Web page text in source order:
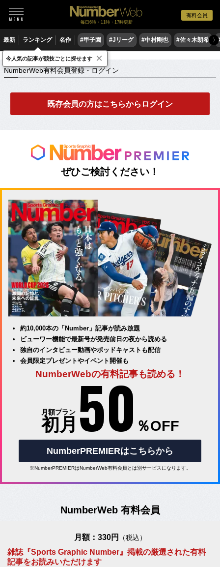
有料会員
毎日6時・11時・17時更新
最新 ランキング 名作 #甲子園 #Jリーグ #中村剛也 #佐々木朗希 〉
NumberWeb有料会員登録・ログイン
NumberWeb有料会員登録・ログイン
既存会員の方はこちらからログイン
ぜひご検討ください！
約10,000本の「Number」記事が読み放題
ビューワー機能で最新号が発売前日の夜から読める
独自のインタビュー動画やポッドキャストも配信
会員限定プレゼントやイベント開催も
NumberWebの有料記事も読める！
月額プラン
初月 50 ％OFF
NumberPREMIERはこちらから
※NumberPREMIERはNumberWeb有料会員とは別サービスになります。
NumberWeb 有料会員
月額：330円 （税込）
雑誌『Sports Graphic Number』掲載の厳選された有料
記事をお読みいただけます
今人気の記事が競技ごとに探せます ×